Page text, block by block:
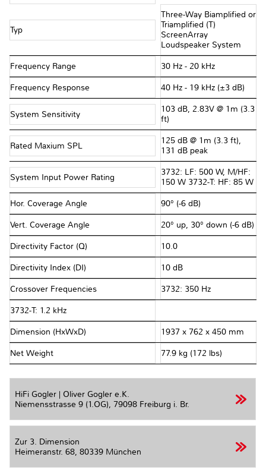
Typ
Three-Way Biamplified or
Triamplified (T)
ScreenArray
Loudspeaker System
Frequency Range 30 Hz - 20 kHz
Frequency Response 40 Hz - 19 kHz (±3 dB)
System Sensitivity
103 dB, 2.83V @ 1m (3.3
ft)
Rated Maxium SPL
125 dB @ 1m (3.3 ft),
131 dB peak
System Input Power Rating
3732: LF: 500 W, M/HF:
150 W 3732-T: HF: 85 W
Hor. Coverage Angle 90° (-6 dB)
Vert. Coverage Angle 20° up, 30° down (-6 dB)
Directivity Factor (Q) 10.0
Directivity Index (DI) 10 dB
Crossover Frequencies 3732: 350 Hz
3732-T: 1.2 kHz
Dimension (HxWxD) 1937 x 762 x 450 mm
Net Weight 77.9 kg (172 lbs)
HiFi Gogler | Oliver Gogler e.K.
Niemensstrasse 9 (1.OG), 79098 Freiburg i. Br.
Zur 3. Dimension
Heimeranstr. 68, 80339 München